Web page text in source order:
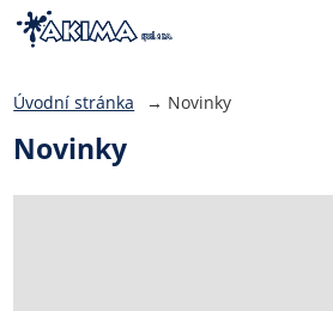
Úvodní stránka Novinky
Novinky